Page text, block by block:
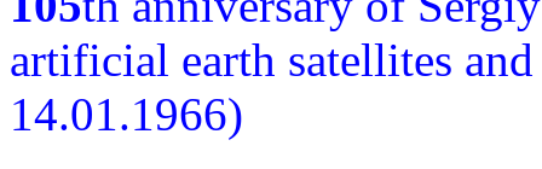
artificial earth satellites
14.01.1966)